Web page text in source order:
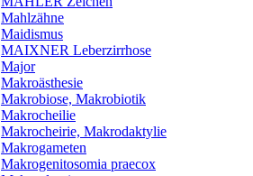
Mahlzähne
Maidismus
MAIXNER Leberzirrhose
Major
Makroästhesie
Makrobiose, Makrobiotik
Makrocheilie
Makrocheirie, Makrodaktylie
Makrogameten
Makrogenitosomia praecox